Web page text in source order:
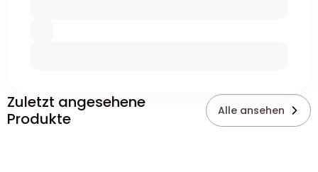
Zuletzt angesehene
Produkte
Alle ansehen